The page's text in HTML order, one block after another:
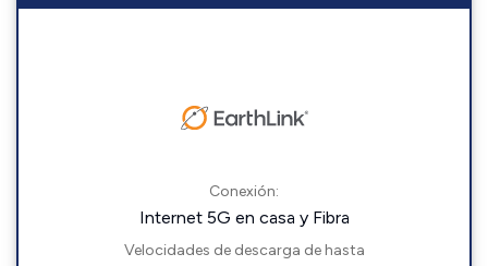
Conexión:
Internet 5G en casa y Fibra
Velocidades de descarga de hasta